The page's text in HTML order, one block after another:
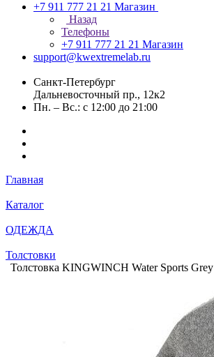
+7 911 777 21 21 Магазин
Назад
Телефоны
+7 911 777 21 21 Магазин
support@kwextremelab.ru
Санкт-Петербург
Дальневосточный пр., 12к2
Пн. – Вс.: с 12:00 до 21:00
Главная
Каталог
ОДЕЖДА
Толстовки
Толстовка KINGWINCH Water Sports Grey